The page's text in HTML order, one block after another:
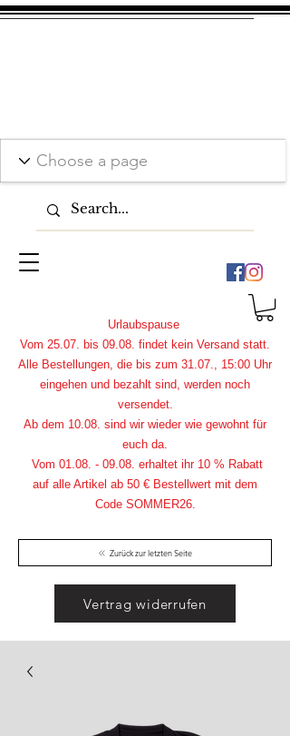
Zurück zur letzten Seite
Urlaubspause
Vom 25.07. bis 09.08. findet kein Versand statt.
Alle Bestellungen, die bis zum 31.07., 15:00 Uhr
eingehen und bezahlt sind, werden noch
versendet.
Ab dem 10.08. sind wir wieder wie gewohnt für
euch da.
Vom 01.08. - 09.08. erhaltet ihr 10 % Rabatt
auf alle Artikel ab 50 € Bestellwert mit dem
Code SOMMER26.
Vertrag widerrufen